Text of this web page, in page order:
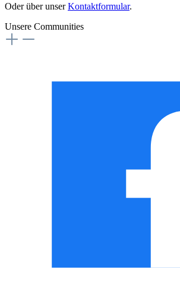
Oder über unserKontaktformular.
Unsere Communities